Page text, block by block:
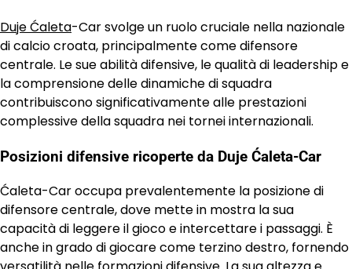
Duje Ćaleta-Car svolge un ruolo cruciale nella nazionale
di calcio croata, principalmente come difensore
centrale. Le sue abilità difensive, le qualità di leadership e
la comprensione delle dinamiche di squadra
contribuiscono significativamente alle prestazioni
complessive della squadra nei tornei internazionali.
Posizioni difensive ricoperte da Duje Ćaleta-Car
Ćaleta-Car occupa prevalentemente la posizione di
difensore centrale, dove mette in mostra la sua
capacità di leggere il gioco e intercettare i passaggi. È
anche in grado di giocare come terzino destro, fornendo